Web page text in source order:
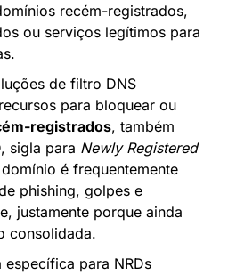
recém-registrados,
ou serviços legítimos para
de filtro DNS
para bloquear ou
registrados, também
sigla para Newly Registered
é frequentemente
phishing, golpes e
justamente porque ainda
consolidada.
para NRDs